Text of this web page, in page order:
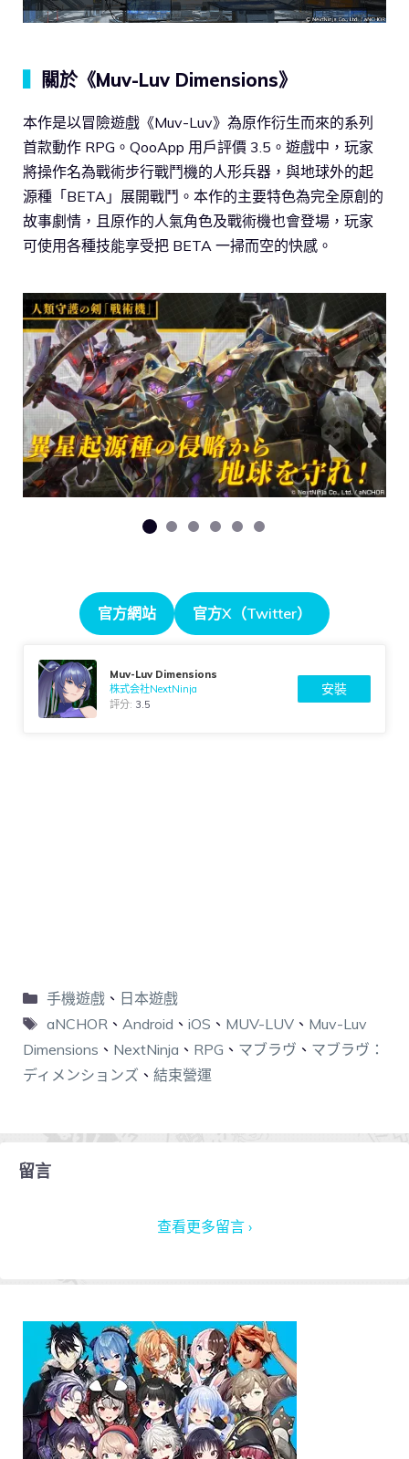
關於《Muv-Luv Dimensions》
本作是以冒險遊戲《Muv-Luv》為原作衍生而來的系列
首款動作 RPG。QooApp 用戶評價 3.5。遊戲中，玩家
將操作名為戰術步行戰鬥機的人形兵器，與地球外的起
源種「BETA」展開戰鬥。本作的主要特色為完全原創的
故事劇情，且原作的人氣角色及戰術機也會登場，玩家
可使用各種技能享受把 BETA 一掃而空的快感。
官方網站 官方X（Twitter）
Muv-Luv Dimensions
株式会社NextNinja
評分: 3.5
安裝
手機遊戲、 日本遊戲
aNCHOR、 Android 、 iOS 、 MUV-LUV、 Muv-Luv
Dimensions 、 NextNinja 、 RPG 、 マブラヴ 、 マブラヴ：
ディメンションズ 、 結束營運
留言
查看更多留言 ›